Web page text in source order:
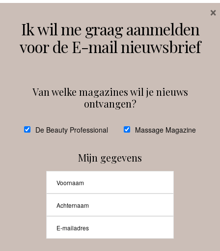
Instagram Facebook
debeautyprofessional
Beauty-Pro.nl
Ik wil me graag aanmelden
voor de E-mail nieuwsbrief
Van welke magazines wil je nieuws
ontvangen?
De Beauty Professional Massage Magazine
Mijn gegevens
×